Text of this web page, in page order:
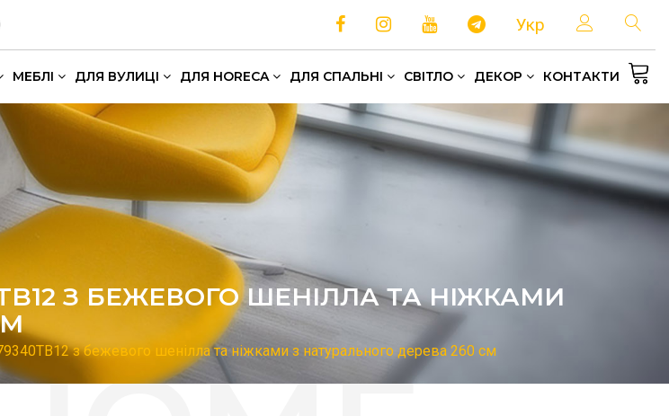
Укр
МЕБЛІ ДЛЯ ВУЛИЦІ ДЛЯ HORECA ДЛЯ СПАЛЬНІ СВІТЛО ДЕКОР КОНТАКТИ
З БЕЖЕВОГО ШЕНІЛЛА ТА НІЖКАМИ
з бежевого шенілла та ніжками з натурального дерева 260 см